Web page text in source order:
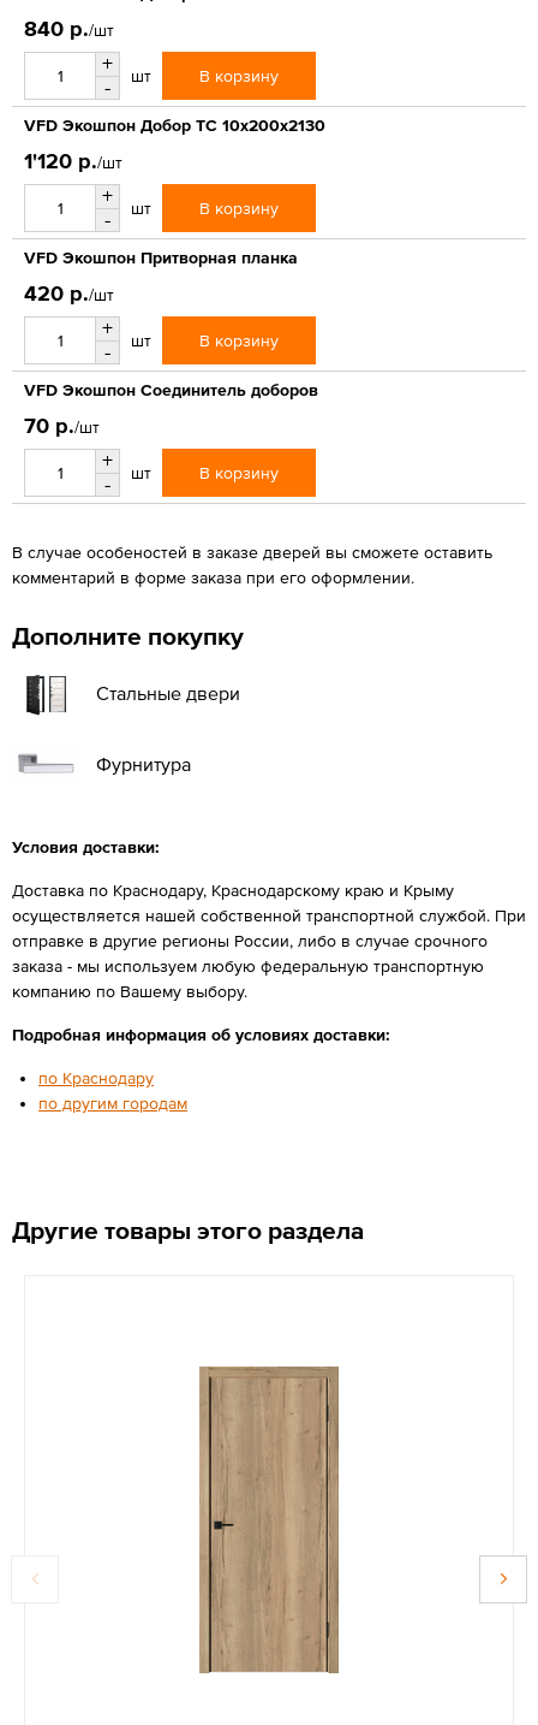
840 р./шт
+
-
шт В корзину
VFD Экошпон Добор ТС 10x200x2130
1'120 р./шт
+
-
шт В корзину
VFD Экошпон Притворная планка
420 р./шт
+
-
шт В корзину
VFD Экошпон Соединитель доборов
70 р./шт
+
-
шт В корзину
В случае особеностей в заказе дверей вы сможете оставить
комментарий в форме заказа при его оформлении.
Дополните покупку
Стальные двери
Фурнитура
Условия доставки:
Доставка по Краснодару, Краснодарскому краю и Крыму
осуществляется нашей собственной транспортной службой. При
отправке в другие регионы России, либо в случае срочного
заказа - мы используем любую федеральную транспортную
компанию по Вашему выбору.
Подробная информация об условиях доставки:
по Краснодару
по другим городам
Другие товары этого раздела